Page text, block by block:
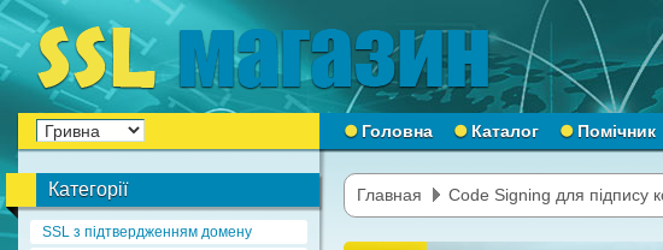
Головна Каталог Помічник
Категорії
SSL з підтвердженням домену
Главная Code Signing для підпису